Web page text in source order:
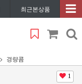
최근본상품
경량콤
1